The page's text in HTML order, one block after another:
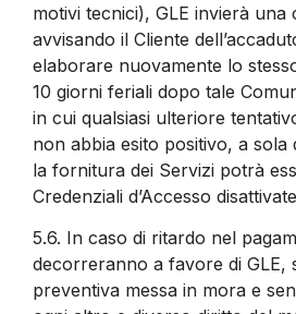
motivi tecnici), GLE invierà una
avvisando il Cliente
elaborare nuovamente lo
10 giorni feriali dopo tale
in cui qualsiasi ulteriore
non abbia esito positivo, a sola
la fornitura dei Servizi potrà
Credenziali d’Accesso
5.6. In caso di ritardo nel
decorreranno a favore di GLE,
preventiva messa in mora e